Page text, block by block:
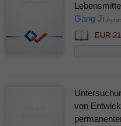
Gang Ji Autor
EUR
von